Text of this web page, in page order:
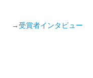
→受賞者インタビュー